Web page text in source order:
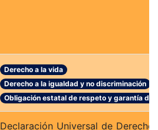
Derecho a la vida
Derecho a la igualdad y no discriminación
Obligación estatal de respeto y garantía de
Declaración Universal de